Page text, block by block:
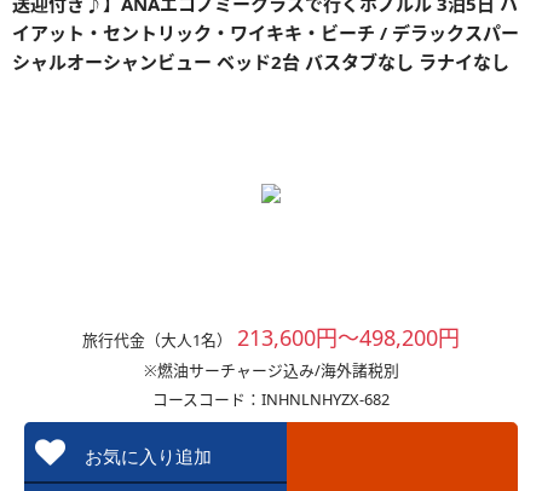
イアット・セントリック・ワイキキ・ビーチ / デラックスパー
シャルオーシャンビュー ベッド2台 バスタブなし ラナイなし
旅行代金（大人1名） 213,600円～498,200円
※燃油サーチャージ込み/海外諸税別
コースコード：INHNLNHYZX-682
お気に入り追加